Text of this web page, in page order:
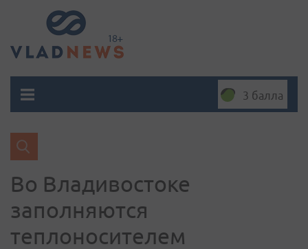
3 балла
Во Владивостоке
заполняются
теплоносителем